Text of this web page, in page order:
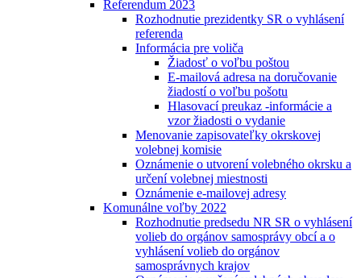
Referendum 2023
Rozhodnutie prezidentky SR o vyhlásení
referenda
Informácia pre voliča
Žiadosť o voľbu poštou
E-mailová adresa na doručovanie
žiadostí o voľbu pošotu
Hlasovací preukaz -informácie a
vzor žiadosti o vydanie
Menovanie zapisovateľky okrskovej
volebnej komisie
Oznámenie o utvorení volebného okrsku a
určení volebnej miestnosti
Oznámenie e-mailovej adresy
Komunálne voľby 2022
Rozhodnutie predsedu NR SR o vyhlásení
volieb do orgánov samosprávy obcí a o
vyhlásení volieb do orgánov
samosprávnych krajov